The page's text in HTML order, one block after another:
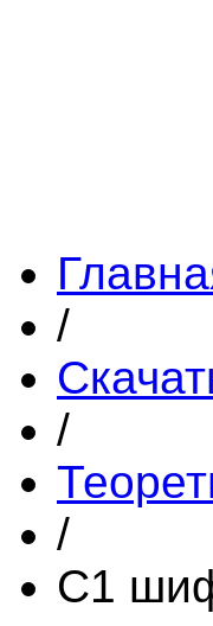
/
/
/
С1